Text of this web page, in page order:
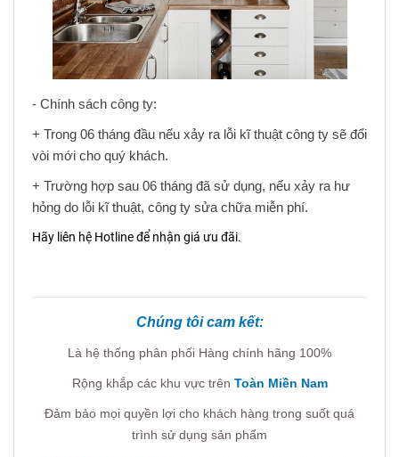
- Chính sách công ty:
+ Trong 06 tháng đầu nếu xảy ra lỗi kĩ thuật công ty sẽ đổi
vòi mới cho quý khách.
+ Trường hợp sau 06 tháng đã sử dụng, nếu xảy ra hư
hỏng do lỗi kĩ thuật, công ty sửa chữa miễn phí.
Hãy liên hệ Hotline để nhận giá ưu đãi.
Chúng tôi cam kết:
Là hệ thống phân phối Hàng chính hãng 100%
Rộng khắp các khu vực trên Toàn Miền Nam
Đảm bảo mọi quyền lợi cho khách hàng trong suốt quá
trình sử dụng sản phẩm